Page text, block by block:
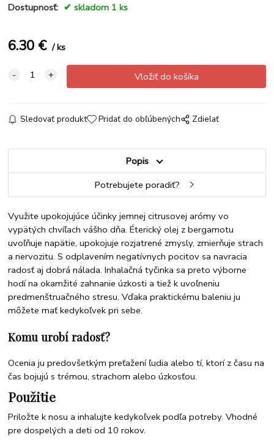
Dostupnosť: skladom 1 ks
6.30 € ks
Sledovať produkt Pridať do obľúbených Zdielať
Popis
Potrebujete poradiť?
Využite upokojujúce účinky jemnej citrusovej arómy vo
vypätých chvíľach vášho dňa. Éterický olej z bergamotu
uvoľňuje napätie, upokojuje rozjatrené zmysly, zmierňuje strach
a nervozitu. S odplavením negatívnych pocitov sa navracia
radosť aj dobrá nálada. Inhalačná tyčinka sa preto výborne
hodí na okamžité zahnanie úzkosti a tiež k uvoľneniu
predmenštruačného stresu. Vďaka praktickému baleniu ju
môžete mať kedykoľvek pri sebe.
Komu urobí radosť?
Ocenia ju predovšetkým preťažení ľudia alebo tí, ktorí z času na
čas bojujú s trémou, strachom alebo úzkosťou.
Použitie
Priložte k nosu a inhalujte kedykoľvek podľa potreby. Vhodné
pre dospelých a deti od 10 rokov.